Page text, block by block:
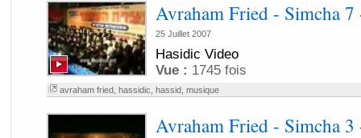
Avraham Fried - Simcha 7
25 Juillet 2007
Hasidic Video
Vue : 1745 fois
avraham fried, hassidic hassid, musique
Avraham Fried - Simcha 3